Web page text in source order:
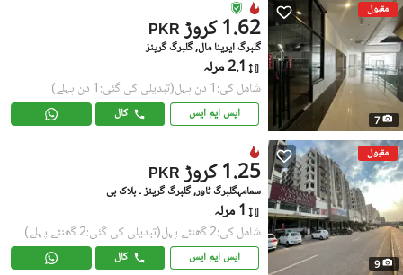
مقبول
7
PKR 1.62 کروڑ
گلبرگ ایرینا مال, گلبرگ گرینز
2.1 مرلہ
شامل کی:1 دن پہل (تبدیلی کی گئی:1 دن پہلے)
ایس ایم ایس کال
مقبول
9
PKR 1.25 کروڑ
سمامہگلبرگ ٹاور, گلبرگ گرینز ۔ بلاک بی
1 مرلہ
شامل کی:2 گھنٹے پہل (تبدیلی کی گئی:2 گھنٹے پہلے)
ایس ایم ایس کال